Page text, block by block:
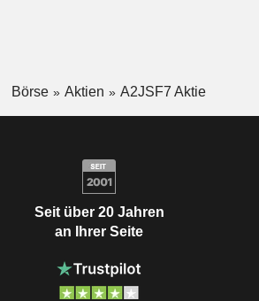
Börse Aktien A2JSF7 Aktie
Seit über 20 Jahren
an Ihrer Seite